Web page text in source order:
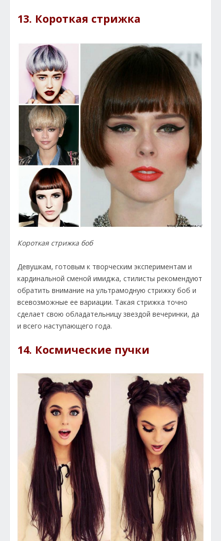
13. Короткая стрижка
Короткая стрижка боб
Девушкам, готовым к творческим экспериментам и
кардинальной сменой имиджа, стилисты рекомендуют
обратить внимание на ультрамодную стрижку боб и
всевозможные ее вариации. Такая стрижка точно
сделает свою обладательницу звездой вечеринки, да
и всего наступающего года.
14. Космические пучки